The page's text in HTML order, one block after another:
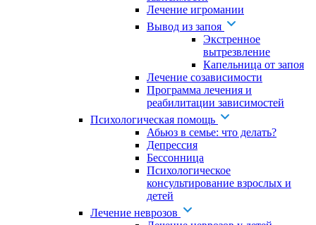
Лечение игромании
Вывод из запоя
Экстренное
вытрезвление
Капельница от запоя
Лечение созависимости
Программа лечения и
реабилитации зависимостей
Психологическая помощь
Абьюз в семье: что делать?
Депрессия
Бессонница
Психологическое
консультирование взрослых и
детей
Лечение неврозов